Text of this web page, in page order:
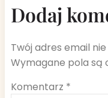
Dodaj
Twój adres email
Wymagane pola są
Komentarz *